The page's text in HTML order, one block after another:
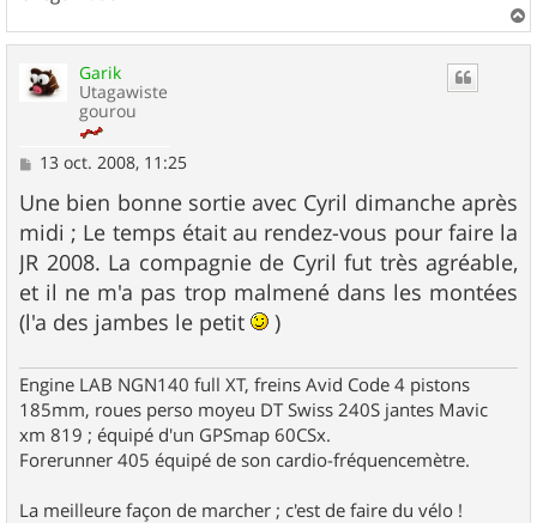
a
Garik
Utagawiste
gourou
M
s
s
a
g
e
13 oct. 2008, 11:25
Une bien bonne sortie avec Cyril dimanche après
midi ; Le temps était au rendez-vous pour faire la
JR 2008. La compagnie de Cyril fut très agréable,
et il ne m'a pas trop malmené dans les montées
(l'a des jambes le petit
)
Engine LAB NGN140 full XT, freins Avid Code 4 pistons
185mm, roues perso moyeu DT Swiss 240S jantes Mavic
xm 819 ; équipé d'un GPSmap 60CSx.
Forerunner 405 équipé de son cardio-fréquencemètre.
La meilleure façon de marcher ; c'est de faire du vélo !